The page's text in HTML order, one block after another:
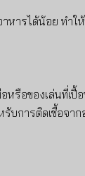
หารได้น้อย ทำใ
หรือของเล่นที่เปื้
บการติดเชื้อจาก